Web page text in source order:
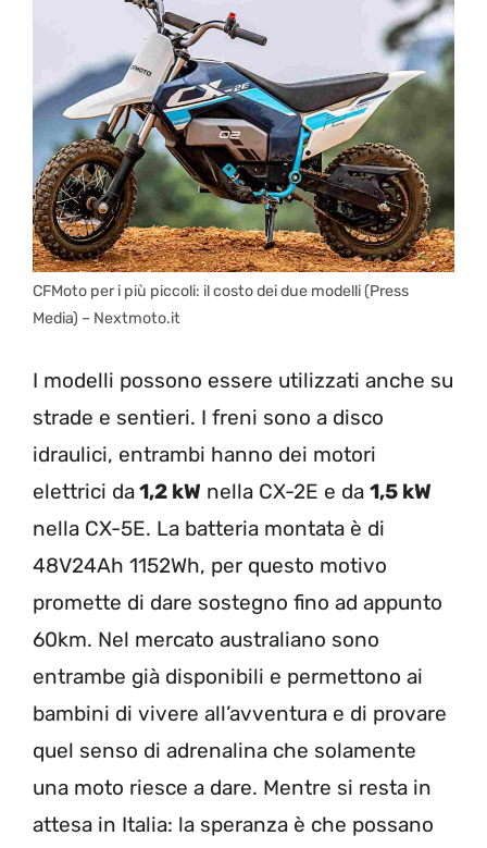
CFMoto per i più piccoli: il costo dei due modelli (Press
Media) – Nextmoto.it
I modelli possono essere utilizzati anche su
strade e sentieri. I freni sono a disco
idraulici, entrambi hanno dei motori
elettrici da1,2 kW nella CX-2E e da 1,5 kW
nella CX-5E. La batteria montata è di
48V24Ah 1152Wh, per questo motivo
promette di dare sostegno fino ad appunto
60km. Nel mercato australiano sono
entrambe già disponibili e permettono ai
bambini di vivere all’avventura e di provare
quel senso di adrenalina che solamente
una moto riesce a dare. Mentre si resta in
attesa in Italia: la speranza è che possano